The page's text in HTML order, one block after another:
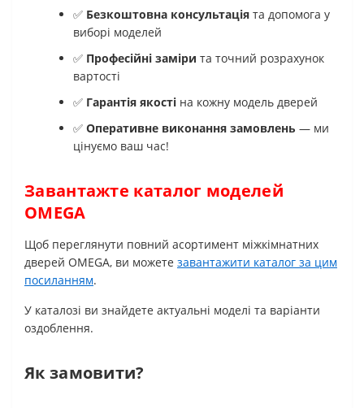
✅ Безкоштовна консультація та допомога у
виборі моделей
✅ Професійні заміри та точний розрахунок
вартості
✅ Гарантія якості на кожну модель дверей
✅ Оперативне виконання замовлень — ми
цінуємо ваш час!
Завантажте каталог моделей
OMEGA
Щоб переглянути повний асортимент міжкімнатних
дверей OMEGA, ви можете завантажити каталог за цим
посиланням.
У каталозі ви знайдете актуальні моделі та варіанти
оздоблення.
Як замовити?